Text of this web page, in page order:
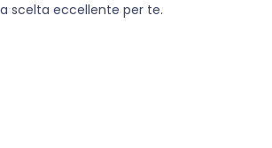
scelta eccellente per te.